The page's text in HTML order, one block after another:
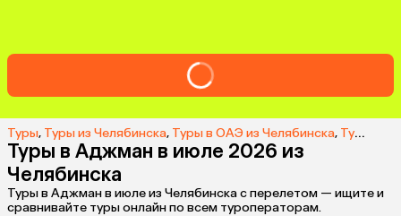
Туры, Туры из Челябинска, Туры в ОАЭ из Челябинска, Туры в Аджман из Челябинска
Туры в Аджман в июле 2026 из
Челябинска
Туры в Аджман в июле из Челябинска с перелетом — ищите и
сравнивайте туры онлайн по всем туроператорам.